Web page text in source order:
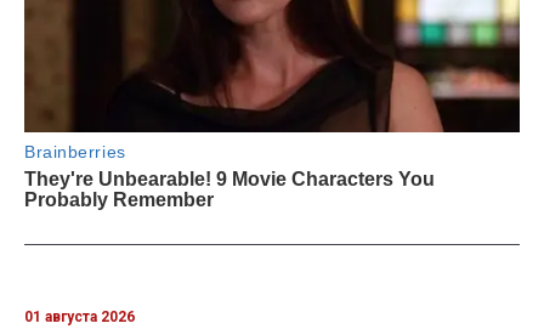
01 августа 2026